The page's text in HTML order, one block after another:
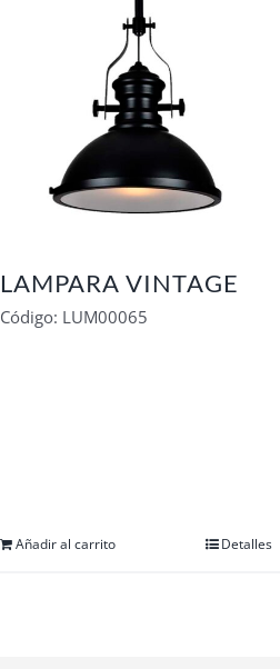
LAMPARA VINTAGE
Código: LUM00065
Añadir al carrito Detalles